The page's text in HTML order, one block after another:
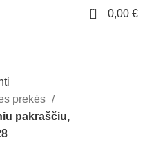
0 0,00 €
prekės
pakraščiu,